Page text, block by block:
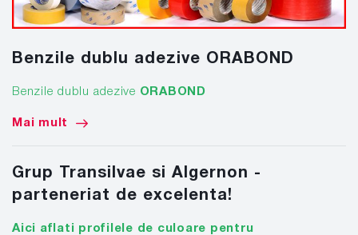
Benzile dublu adezive ORABOND
Benzile dublu adezive ORABOND
Mai mult
Grup Transilvae si Algernon -
parteneriat de excelenta!
Aici aflati profilele de culoare pentru